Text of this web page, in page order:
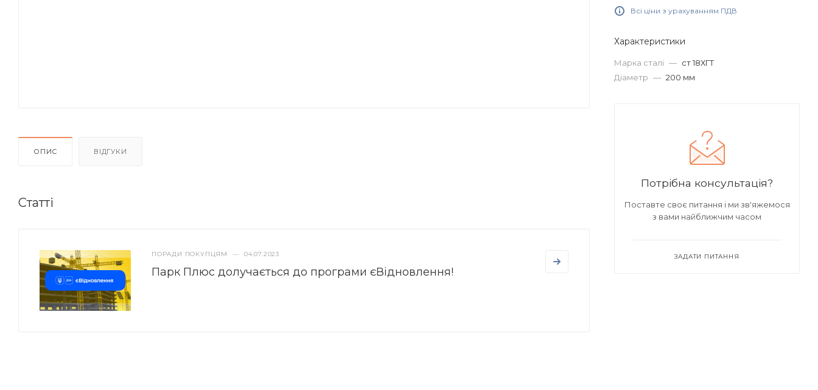
ОПИС ВІДГУКИ
Статті
ПОРАДИ ПОКУПЦЯМ — 04.07.2023
Парк Плюс долучається до програми єВідновлення!
Всі ціни з урахуванням ПДВ
Характеристики
Марка сталі — ст 18ХГТ
Діаметр — 200 мм
Потрібна консультація?
Поставте своє питання і ми зв'яжемося
з вами найближчим часом
ЗАДАТИ ПИТАННЯ